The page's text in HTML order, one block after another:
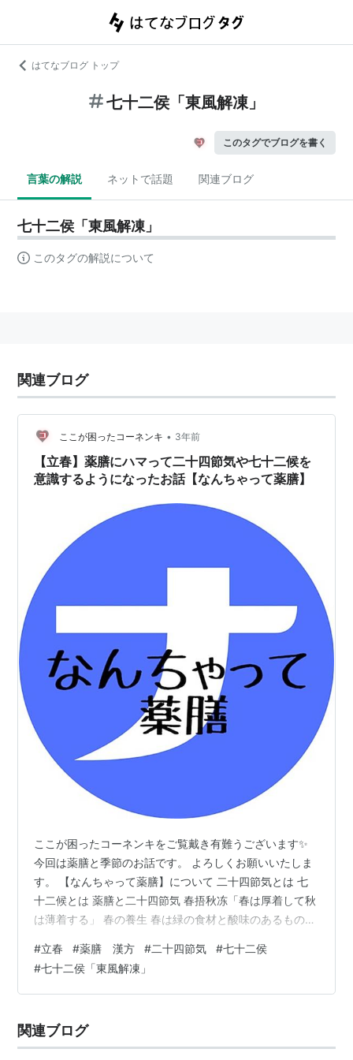
はてなブログ トップ
七十二侯「東風解凍」
このタグでブログを書く
言葉の解説 ネットで話題 関連ブログ
七十二侯「東風解凍」
このタグの解説について
関連ブログ
ここが困ったコーネンキ • 3年前
【立春】薬膳にハマって二十四節気や七十二候を
意識するようになったお話【なんちゃって薬膳】
ここが困ったコーネンキをご覧戴き有難うございます✨
今回は薬膳と季節のお話です。 よろしくお願いいたしま
す。 【なんちゃって薬膳】について 二十四節気とは 七
十二候とは 薬膳と二十四節気 春捂秋冻「春は厚着して秋
は薄着する」 春の養生 春は緑の食材と酸味のあるものを
て 韓流ドラマ「宮廷女官チャングムの誓い」を観て以
来、薬膳＆漢方にハマっている私↓ www.nazekini.com
食材について、薬膳的な効果を調べずにはおられないよ
り、旬の物を食べるだけの気軽なもの。 したがって【な
んちゃっ…
#立春 #薬膳 漢方 #二十四節気 #七十二侯
#七十二侯「東風解凍」
関連ブログ